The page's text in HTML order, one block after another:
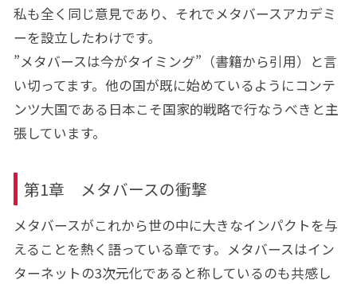
私も全く同じ意見であり、それでメタバースアカデミ
ーを設立したわけです。
”メタバースは今がタイミング”（書籍から引用）と言
い切ってます。他の国が既に始めているようにコンテ
ンツ大国である日本こそ国家的戦略で行なうべきと主
張しています。
第1章 メタバースの衝撃
メタバースがこれから世の中に大きなインパクトを与
えることを熱く語っている章です。メタバースはイン
ターネットの3次元化であると称しているのも共感し